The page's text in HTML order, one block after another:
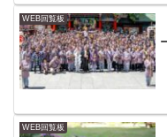
WEB回覧板
WEB回覧板